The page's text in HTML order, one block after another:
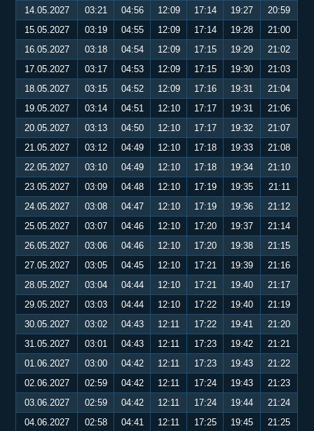
14.05.2027
03:21 04:56 12:09 17:14 19:27
20:59
15.05.2027
03:19 04:55 12:09 17:14 19:28
21:00
16.05.2027
03:18 04:54 12:09 17:15 19:29
21:02
17.05.2027
03:17 04:53 12:09 17:15 19:30
21:03
18.05.2027
03:15 04:52 12:09 17:16 19:31
21:04
19.05.2027
03:14 04:51 12:10 17:17 19:31
21:06
20.05.2027
03:13 04:50 12:10 17:17 19:32
21:07
21.05.2027
03:12 04:49 12:10 17:18 19:33
21:08
22.05.2027
03:10 04:49 12:10 17:18 19:34
21:10
23.05.2027
03:09 04:48 12:10 17:19 19:35
21:11
24.05.2027
03:08 04:47 12:10 17:19 19:36
21:12
25.05.2027
03:07 04:46 12:10 17:20 19:37
21:14
26.05.2027
03:06 04:46 12:10 17:20 19:38
21:15
27.05.2027
03:05 04:45 12:10 17:21 19:39
21:16
28.05.2027
03:04 04:44 12:10 17:21 19:40
21:17
29.05.2027
03:03 04:44 12:10 17:22 19:40
21:19
30.05.2027
03:02 04:43 12:11 17:22 19:41
21:20
31.05.2027
03:01 04:43 12:11 17:23 19:42
21:21
01.06.2027
03:00 04:42 12:11 17:23 19:43
21:22
02.06.2027
02:59 04:42 12:11 17:24 19:43
21:23
03.06.2027
02:59 04:42 12:11 17:24 19:44
21:24
04.06.2027
02:58 04:41 12:11 17:25 19:45
21:25